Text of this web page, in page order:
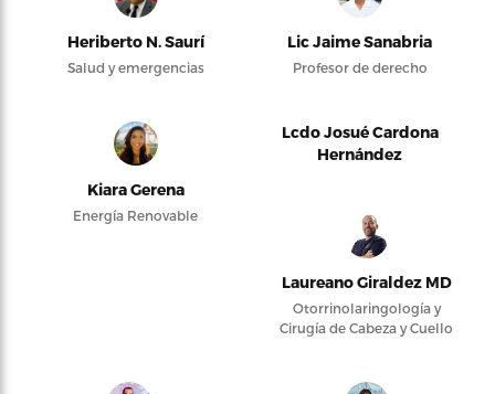
Heriberto N. Saurí
Salud y emergencias
Lic Jaime Sanabria
Profesor de derecho
Kiara Gerena
Energía Renovable
Lcdo Josué Cardona
Hernández
Laureano Giraldez MD
Otorrinolaringología y
Cirugía de Cabeza y Cuello